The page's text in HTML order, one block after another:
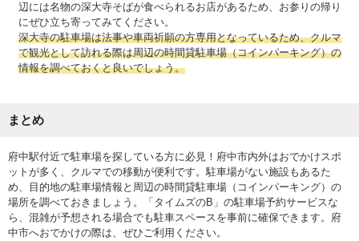
辺には名物の深大寺そばが食べられるお店があるため、お参りの帰り
にぜひ立ち寄ってみてください。
深大寺の駐車場は法事や車両祈願の方専用となっているため、クルマ
で観光として訪れる際は周辺の時間貸駐車場（コインパーキング）の
情報を調べておくと良いでしょう。
まとめ
府中駅付近で駐車場を探している方に必見！府中市内外はおでかけスポ
ットが多く、クルマでの移動が便利です。駐車場がない施設もあるた
め、目的地の駐車場情報と周辺の時間貸駐車場（コインパーキング）の
場所を調べておきましょう。「タイムズのB」の駐車場予約サービスな
ら、混雑が予想される場合でも駐車スペースを事前に確保できます。府
中市へおでかけの際は、ぜひご利用ください。